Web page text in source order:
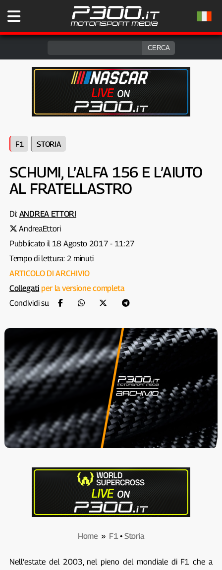
F1 STORIA
SCHUMI, L’ALFA 156 E L’AIUTO
AL FRATELLASTRO
Di: ANDREA ETTORI
AndreaEttori
Pubblicato il 18 Agosto 2017 - 11:27
Tempo di lettura: 2 minuti
ARTICOLO DI ARCHIVIO
Collegati per la versione completa
Condividi su
Home » F1• Storia
Nell’estate del 2003, nel pieno del mondiale di F1 che a